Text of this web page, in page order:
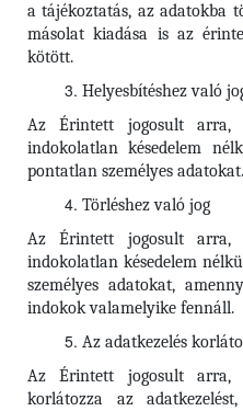
a tájékoztatás, az adatokba
másolat kiadása is az
kötött.
Helyesbítéshez való
Az Érintett jogosult arra,
indokolatlan késedelem
pontatlan személyes adatokat.
Törléshez való jog
Az Érintett jogosult arra,
indokolatlan késedelem
személyes adatokat,
indokok valamelyike fennáll.
Az adatkezelés
Az Érintett jogosult arra,
korlátozza az